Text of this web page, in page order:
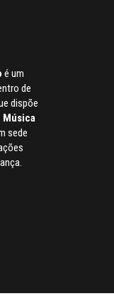
é um
de
dispõe
Música
sede